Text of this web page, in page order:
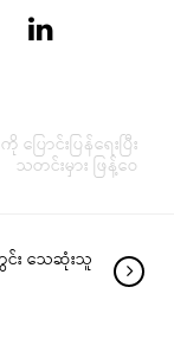
ြောင်းပြန်ရေးပြီး
သတင်းမှား ဖြန့်ဝေ
င်း သေဆုံးသူ